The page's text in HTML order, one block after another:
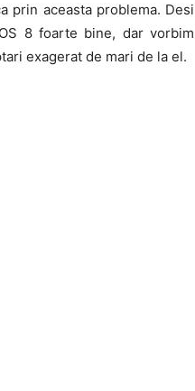
prin aceasta problema. Desi
8 foarte bine, dar vorbim
exagerat de mari de la el.